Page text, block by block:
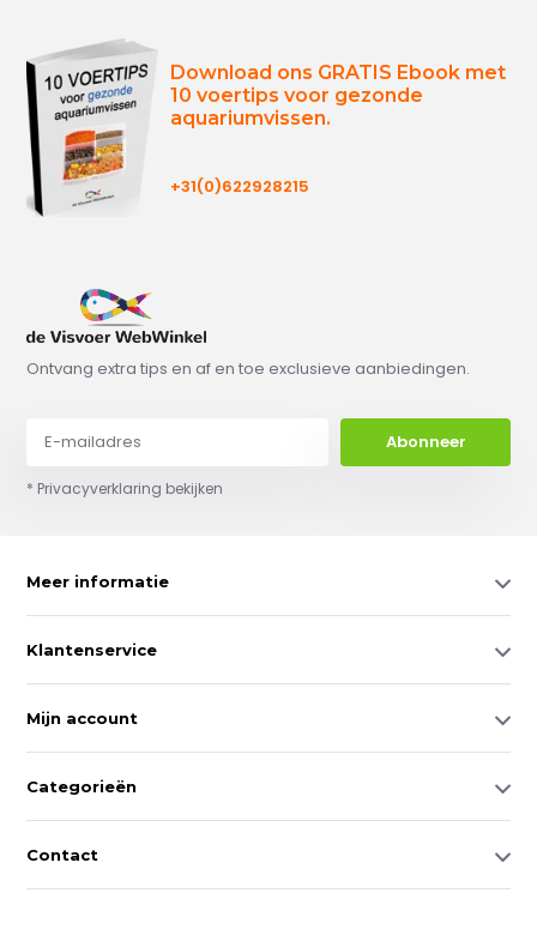
Download ons GRATIS Ebook met
10 voertips voor gezonde
aquariumvissen.
+31(0)622928215
Ontvang extra tips en af en toe exclusieve aanbiedingen.
Abonneer
* Privacyverklaring bekijken
Meer informatie
Klantenservice
Mijn account
Categorieën
Contact